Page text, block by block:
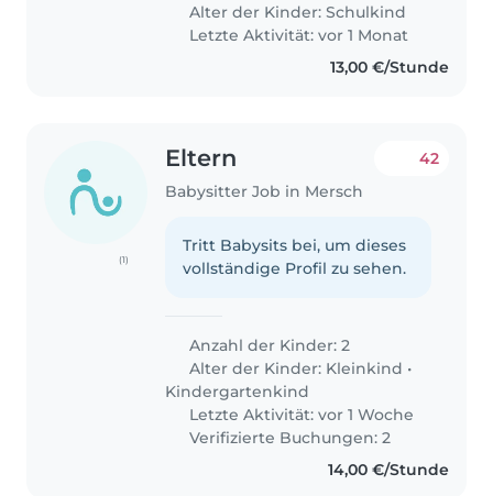
Alter der Kinder:Schulkind
Letzte Aktivität: vor 1 Monat
13,00 €/Stunde
(1)
Eltern
Babysitter Job in Mersch
42
Tritt Babysits bei, um dieses
vollständige Profil zu sehen.
Anzahl der Kinder: 2
Alter der Kinder: Kleinkind •
Kindergartenkind
Letzte Aktivität: vor 1 Woche
Verifizierte Buchungen: 2
14,00 €/Stunde